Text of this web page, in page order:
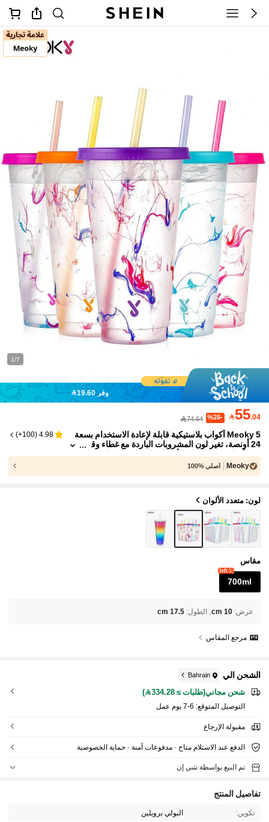
1/7
وفر 19.60
55.04
%26-
74.64
Meoky 5 أكواب بلاستيكية قابلة لإعادة الاستخدام بسعة
24 أونصة، تغير لون المشروبات الباردة مع غطاء وق
ش، أكواب مياه جميلة للأطفال والحفلات النسائية، ال
قهوة المثلجة (بنمط دوامي)
4.98
(
100+
)
Meoky أصلي %100
لون: متعدد الألوان
مقاس
700ml
5 left
عرض:
10 cm الطول:
17.5 cm
مرجع المقاس
الشحن الي Bahrain
شحن مجاني(طلبات ≥ 334.28)
التوصيل المتوقع: 6-7 يوم عمل
مقبولة الإرجاع
الدفع عند الاستلام متاح · مدفوعات آمنة · حماية الخصوصية
تم البيع بواسطة شي إن
تفاصيل المنتج
تكوين: البولي بروبلين